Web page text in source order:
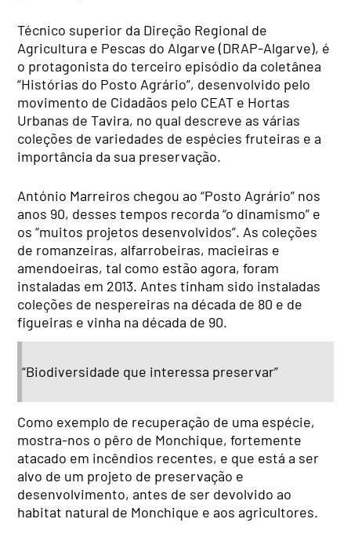
Técnico superior da Direção Regional de
Agricultura e Pescas do Algarve (DRAP-Algarve), é
o protagonista do terceiro episódio da coletânea
“Histórias do Posto Agrário”, desenvolvido pelo
movimento de Cidadãos pelo CEAT e Hortas
Urbanas de Tavira, no qual descreve as várias
coleções de variedades de espécies fruteiras e a
importância da sua preservação.
António Marreiros chegou ao “Posto Agrário” nos
anos 90, desses tempos recorda “o dinamismo” e
os “muitos projetos desenvolvidos”. As coleções
de romanzeiras, alfarrobeiras, macieiras e
amendoeiras, tal como estão agora, foram
instaladas em 2013. Antes tinham sido instaladas
coleções de nespereiras na década de 80 e de
figueiras e vinha na década de 90.
“Biodiversidade que interessa preservar”
Como exemplo de recuperação de uma espécie,
mostra-nos o pêro de Monchique, fortemente
atacado em incêndios recentes, e que está a ser
alvo de um projeto de preservação e
desenvolvimento, antes de ser devolvido ao
habitat natural de Monchique e aos agricultores.